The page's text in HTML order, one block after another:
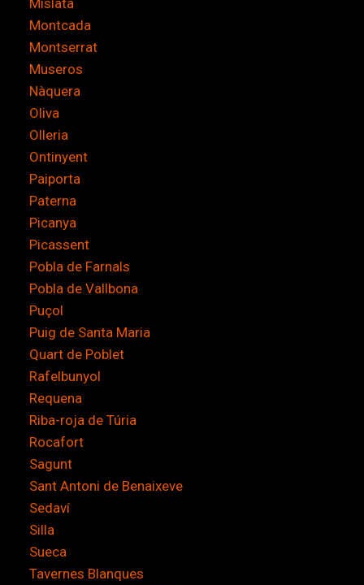
Montcada
Montserrat
Museros
Nàquera
Oliva
Olleria
Ontinyent
Paiporta
Paterna
Picanya
Picassent
Pobla de Farnals
Pobla de Vallbona
Puçol
Puig de Santa Maria
Quart de Poblet
Rafelbunyol
Requena
Riba-roja de Túria
Rocafort
Sagunt
Sant Antoni de Benaixeve
Sedaví
Silla
Sueca
Tavernes Blanques